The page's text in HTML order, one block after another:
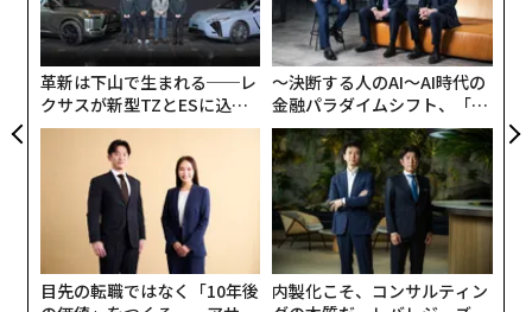
放棄された山が輝き出す!「秘伝の森レシピ」で挑戦する新しい林業
「ひとつぶで何度もおいしい」宇宙デブリ対策の新発想、日本企業のチャ
レンジ
ドレッシングボトルを100%再生PETに切替 キューピーが国内初の取り組
人気トウガラシソースの価格高騰と気候変動の関係性
advertisement
当時、人口100万人を超え世界最大級の都市だった江戸
も同様で、上下水道は整備され人糞は下水に流されず、
清潔な状態が維持されていた。良好な衛生状態は、人の
健康を保ち、人と社会に大きな循環をもたらす。
この江戸の清潔さと循環に寄与していたのが、作品に登
場する若者2人のような下肥買いである。
革新は下山で生まれる──レ
クサスが新型TZとESに込め
た「DISCOVER」の哲学
〜決断する人のAI〜AI時代の
金融パラダイムシフト、「超
個別化」の核心 【MUFG×ウ
ェルスナビ×PwC】
目先の転職ではなく「10年後
内製化こそ、コンサルティン